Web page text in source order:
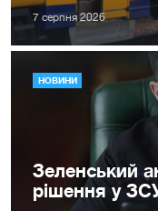
7 серпня 2026
НОВИНИ
Зеленський
рішення у